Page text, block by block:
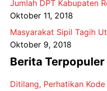
Jumlah DPT Kabupaten
Oktober 11, 2018
Masyarakat Sipil Tagih
Oktober 9, 2018
Berita Terpopuler
Ditilang, Perhatikan